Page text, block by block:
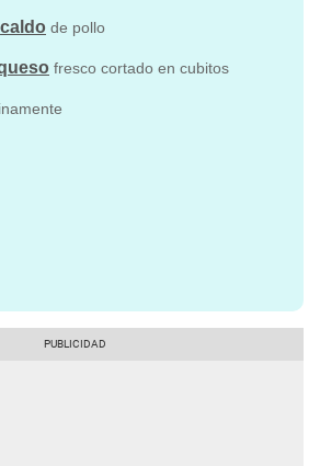
caldo de pollo
fresco cortado en cubitos